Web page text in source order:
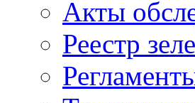
Акты
Реестр